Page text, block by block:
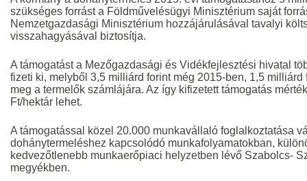
szükséges forrást a Földművelésügyi Minisztérium saját
Nemzetgazdasági Minisztérium hozzájárulásával tavalyi
visszahagyásával biztosítja.
A támogatást a Mezőgazdasági és Vidékfejlesztési hivatal
fizeti ki, melyből 3,5 milliárd forint még 2015-ben, 1,5
meg a termelők számlájára. Az így kifizetett támogatás
Ft/hektár lehet.
A támogatással közel 20.000 munkavállaló foglalkoztatása
dohánytermeléshez kapcsolódó munkafolyamatokban,
kedvezőtlenebb munkaerőpiaci helyzetben lévő Szabolcs-
megyékben.